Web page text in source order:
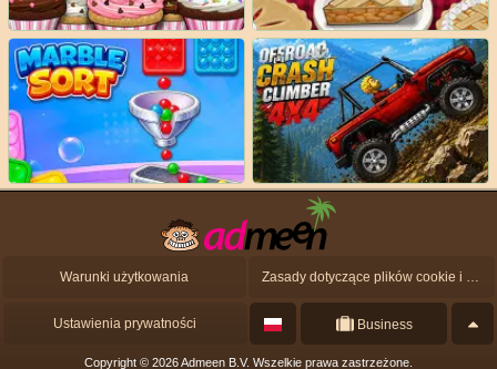
Warunki użytkowania Zasady dotyczące plików cookie i ochrony danych osobowych
Ustawienia prywatności Business
Copyright © 2026 Admeen B.V. Wszelkie prawa zastrzeżone.